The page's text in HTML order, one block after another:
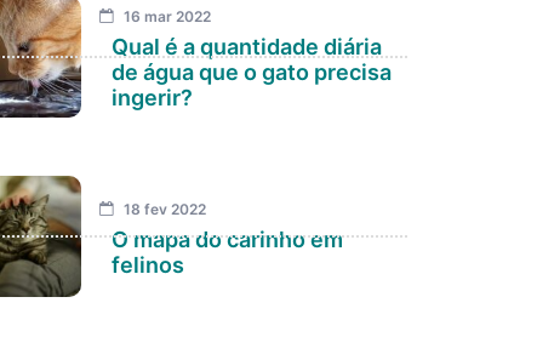
16 mar 2022
Qual é a quantidade diária
de água que o gato precisa
ingerir?
18 fev 2022
O mapa do carinho em
felinos